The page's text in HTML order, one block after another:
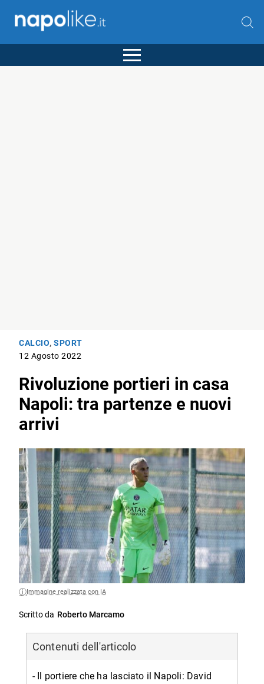
CALCIO,SPORT
12 Agosto 2022
Rivoluzione portieri in casa
Napoli: tra partenze e nuovi
arrivi
Immagine realizzata con IA
Scritto da Roberto Marcamo
Contenuti dell'articolo
- Il portiere che ha lasciato il Napoli: David